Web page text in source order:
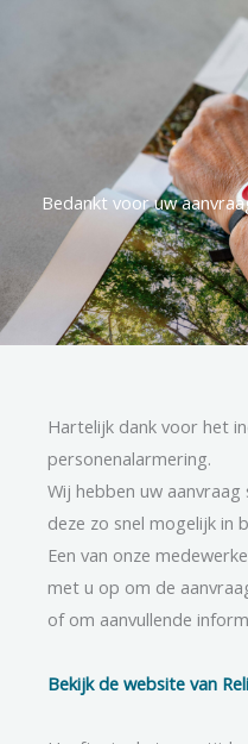
Bedankt voor uw
Hartelijk dank voor het
personenalarmering.
Wij hebben uw aanvraag
deze zo snel mogelijk in
Een van onze
met u op om de
of om aanvullende
Bekijk de website van